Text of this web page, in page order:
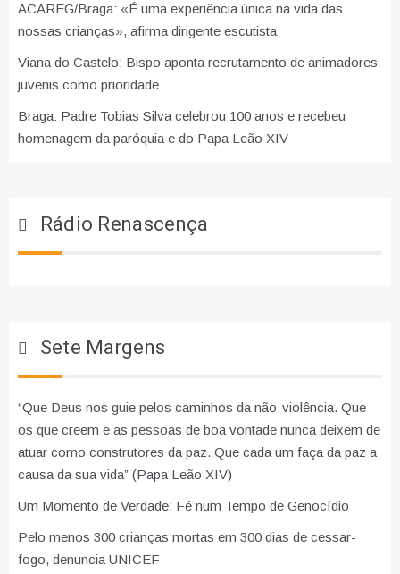
ACAREG/Braga: «É uma experiência única na vida das
nossas crianças», afirma dirigente escutista
Viana do Castelo: Bispo aponta recrutamento de animadores
juvenis como prioridade
Braga: Padre Tobias Silva celebrou 100 anos e recebeu
homenagem da paróquia e do Papa Leão XIV
Rádio Renascença
Sete Margens
“Que Deus nos guie pelos caminhos da não-violência. Que
os que creem e as pessoas de boa vontade nunca deixem de
atuar como construtores da paz. Que cada um faça da paz a
causa da sua vida” (Papa Leão XIV)
Um Momento de Verdade: Fé num Tempo de Genocídio
Pelo menos 300 crianças mortas em 300 dias de cessar-
fogo, denuncia UNICEF